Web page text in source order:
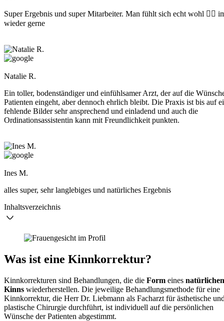
Super Ergebnis und super Mitarbeiter. Man fühlt sich echt wohl 👍🏻
wieder gerne
Natalie R.
Ein toller, bodenständiger und einfühlsamer Arzt, der auf die
Patienten eingeht, aber dennoch ehrlich bleibt. Die Praxis ist bis auf
fehlende Bilder sehr ansprechend und einladend und auch die
Ordinationsassistentin kann mit Freundlichkeit punkten.
Ines M.
alles super, sehr langlebiges und natürliches Ergebnis
Inhaltsverzeichnis
Was ist eine Kinnkorrektur?
Kinnkorrekturen sind Behandlungen, die die Form eines natürlichen
Kinns wiederherstellen. Die jeweilige Behandlungsmethode für eine
Kinnkorrektur, die Herr Dr. Liebmann als Facharzt für ästhetische
plastische Chirurgie durchführt, ist individuell auf die persönlichen
Wünsche der Patienten abgestimmt.